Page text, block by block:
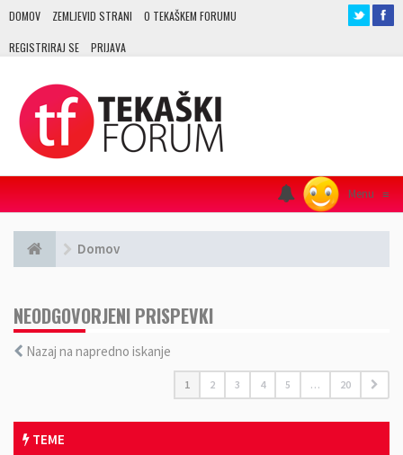
DOMOV ZEMLJEVID STRANI O TEKAŠKEM FORUMU
REGISTRIRAJ SE PRIJAVA
Menu ≡
Domov
NEODGOVORJENI PRISPEVKI
Nazaj na napredno iskanje
1 2 3 4 5 … 20
TEME